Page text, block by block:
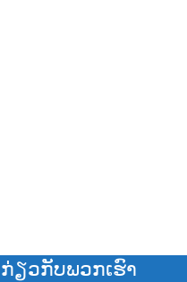
ກ່ຽວກັບພວກເຮົາ